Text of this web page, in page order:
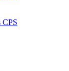
CPS